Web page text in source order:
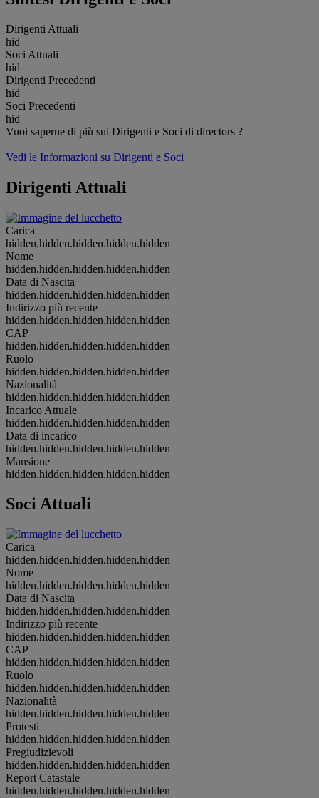
Dirigenti Attuali
hid
Soci Attuali
hid
Dirigenti Precedenti
hid
Soci Precedenti
hid
Vuoi saperne di più sui Dirigenti e Soci di directors ?
Vedi le Informazioni su Dirigenti e Soci
Dirigenti Attuali
Carica
hidden.hidden.hidden.hidden.hidden
Nome
hidden.hidden.hidden.hidden.hidden
Data di Nascita
hidden.hidden.hidden.hidden.hidden
Indirizzo più recente
hidden.hidden.hidden.hidden.hidden
CAP
hidden.hidden.hidden.hidden.hidden
Ruolo
hidden.hidden.hidden.hidden.hidden
Nazionalità
hidden.hidden.hidden.hidden.hidden
Incarico Attuale
hidden.hidden.hidden.hidden.hidden
Data di incarico
hidden.hidden.hidden.hidden.hidden
Mansione
hidden.hidden.hidden.hidden.hidden
Soci Attuali
Carica
hidden.hidden.hidden.hidden.hidden
Nome
hidden.hidden.hidden.hidden.hidden
Data di Nascita
hidden.hidden.hidden.hidden.hidden
Indirizzo più recente
hidden.hidden.hidden.hidden.hidden
CAP
hidden.hidden.hidden.hidden.hidden
Ruolo
hidden.hidden.hidden.hidden.hidden
Nazionalità
hidden.hidden.hidden.hidden.hidden
Protesti
hidden.hidden.hidden.hidden.hidden
Pregiudizievoli
hidden.hidden.hidden.hidden.hidden
Report Catastale
hidden.hidden.hidden.hidden.hidden